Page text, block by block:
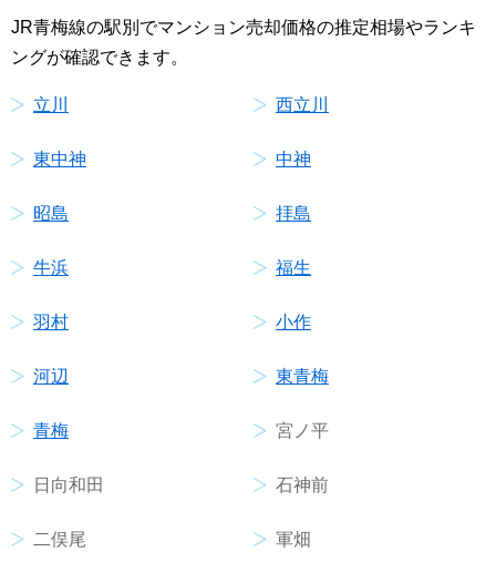
JR青梅線の駅別でマンション売却価格の推定相場やランキ
ングが確認できます。
立川 西立川
東中神 中神
昭島 拝島
牛浜 福生
羽村 小作
河辺 東青梅
青梅 宮ノ平
日向和田 石神前
二俣尾 軍畑